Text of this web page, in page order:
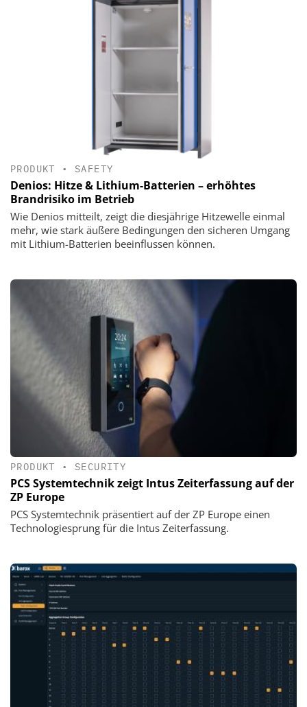
PRODUKT • SAFETY
Denios: Hitze & Lithium-Batterien – erhöhtes
Brandrisiko im Betrieb
Wie Denios mitteilt, zeigt die diesjährige Hitzewelle einmal
mehr, wie stark äußere Bedingungen den sicheren Umgang
mit Lithium-Batterien beeinflussen können.
PRODUKT • SECURITY
PCS Systemtechnik zeigt Intus Zeiterfassung auf der
ZP Europe
PCS Systemtechnik präsentiert auf der ZP Europe einen
Technologiesprung für die Intus Zeiterfassung.